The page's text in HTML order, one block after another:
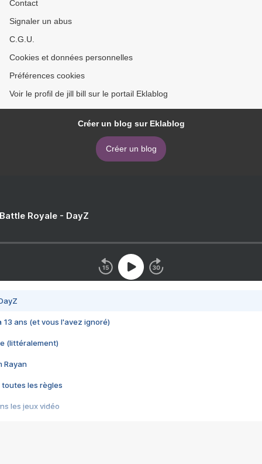
Contact
Signaler un abus
C.G.U.
Cookies et données personnelles
Préférences cookies
Voir le profil de jill bill sur le portail Eklablog
Créer un blog sur Eklablog
Créer un blog
Royale - DayZ
13 ans (et vous l'avez ignoré)
(littéralement)
Rayan
toutes les règles
les jeux vidéo